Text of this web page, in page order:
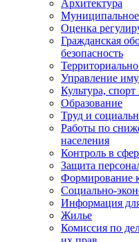
Архитектура
Муниципальное
Оценка
Гражданская
безопасность
Управление
Культура,
Образование
Труд и
Работы по
населения
Контроль в
Защита
Формирование
Социально-
Информация
Жилье
Комиссия по